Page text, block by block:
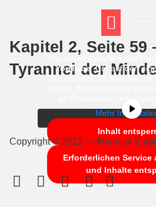
Kapitel 2, Seite 59
Tyrannei der
Sie sehen gerade einen
YouTube. Um auf den
zuzugreifen, klicken Sie auf
Mehr
Inhalt
Erforderlichen Service
und Inhalte
Copyright © 2022 — financial